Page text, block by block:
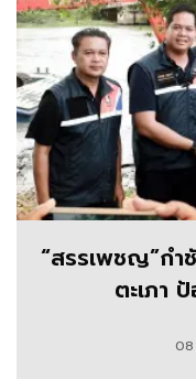
“สรรเพชญ”กำ
ตะเภา
08